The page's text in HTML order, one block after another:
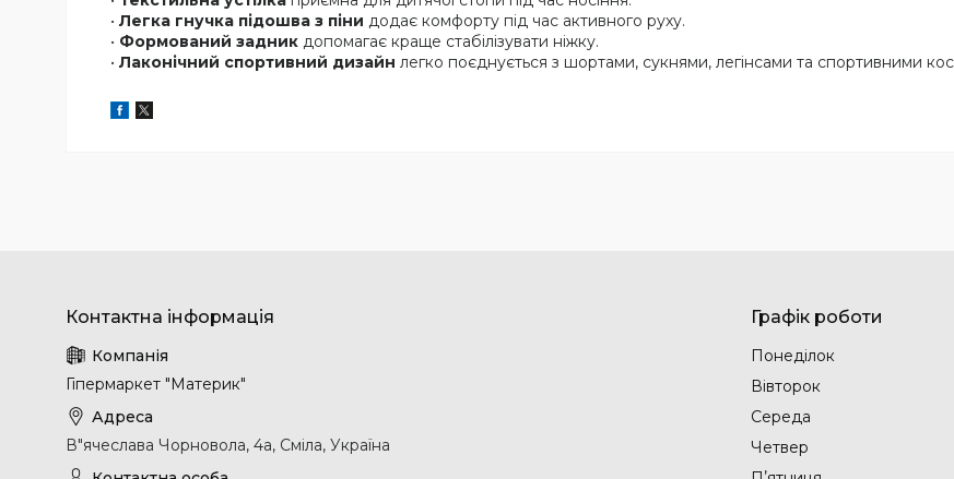
• Легка гнучка підошва з піни додає комфорту під час активного руху.
• Формований задник допомагає краще стабілізувати ніжку.
• Лаконічний спортивний дизайн легко поєднується з шортами, сукнями, легінсами та спортивними
Гіпермаркет "Материк"
В"ячеслава Чорновола, 4а, Сміла, Україна
Графік роботи
Понеділок
Вівторок
Середа
Четвер